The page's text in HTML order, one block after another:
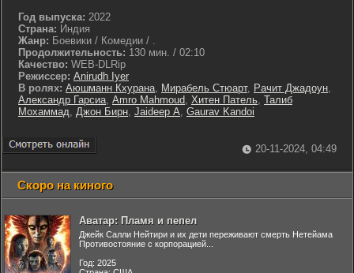
Год выпуска: 2022
Страна: Индия
Жанр: Боевики / Комедии / .
Продолжительность: 130 мин. / 02:10
Качество: WEB-DLRip
Режиссер: Anirudh Iyer
В ролях: Аюшманн Кхурана, Мирабель Стюарт, Рачит Джадоун,
Александр Гарсиа, Amro Mahmoud, Хитен Патель, Талиб
Мохаммад, Джон Бирн, Jaideep A, Gaurav Kandoi
20-11-2024, 04:49
Скоро на киного
Аватар: Пламя и пепел
Джейк Салли Нейтири и их дети переживают смерть Нетейама
Противостояние с корпорацией...
Год: 2025